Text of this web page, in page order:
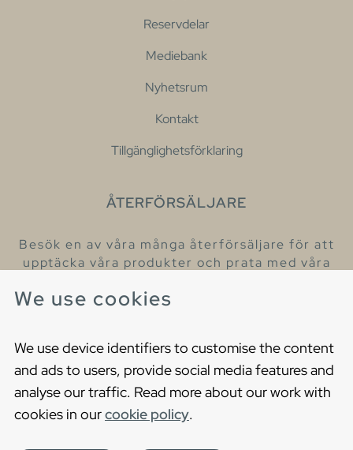
We use cookies
We use device identifiers to customise the content
and ads to users, provide social media features and
analyse our traffic. Read more about our work with
cookies in ourcookie policy.
Reservdelar
Mediebank
Nyhetsrum
Kontakt
Tillgänglighetsförklaring
ÅTERFÖRSÄLJARE
Besök en av våra många återförsäljare för att
upptäcka våra produkter och prata med våra